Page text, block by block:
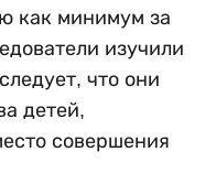
как минимум за
изучили
что они
детей,
совершения